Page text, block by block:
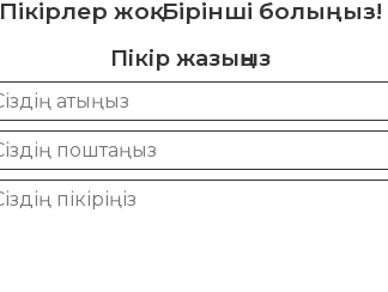
Пікірлер жоқ. Бірінші болыңыз!
Пікір жазыңыз